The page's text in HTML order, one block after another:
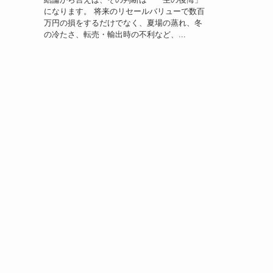
になります。 将来のリセールバリューで数百
万円の損をするだけでなく、夏場の蒸れ、冬
の冷たさ、転売・輸出時の不利など、...